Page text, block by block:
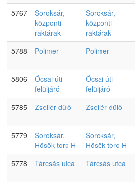
5767
Soroksár,
központi
raktárak
Soroksár,
központi
raktárak
5788 Polimer Polimer
5806
Ócsai úti
felüljáró
Ócsai úti
felüljáró
5785
Zsellér dűlő Zsellér dűlő
5779
Soroksár,
Hősök tere H
Soroksár,
Hősök tere H
5778
Tárcsás utca Tárcsás utca